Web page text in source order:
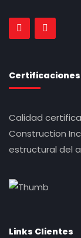
Certificaciones
Calidad
Construction
estructural del
Links Clientes